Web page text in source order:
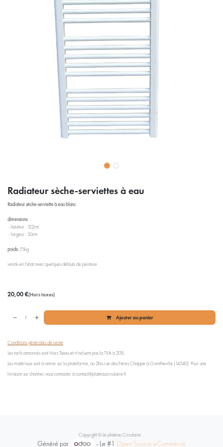
Radiateur sèche-serviettes à eau
Radiateur sèche-serviette à eau blanc
dimensions
- hauteur : 122cm
- largeur : 50cm
poids:7,5kg
vendu en l'état avec quelques défauts de peinture
20,00€(Hors taxes)
Ajouter au panier
Conditions générales de vente
Les tarifs annoncés sont Hors Taxes et n'incluent pas la TVA à 20%.
Les matériaux sont à retirer sur la plateforme, au 2bis rue des frères Chappe à Grentheville (14540). Pour une
livraison sur chantier, nous contacter à contact@plateaucirculaire.fr
Copyright © Le plateau Circulaire
Généré par - Le #1 Open Source eCommerce